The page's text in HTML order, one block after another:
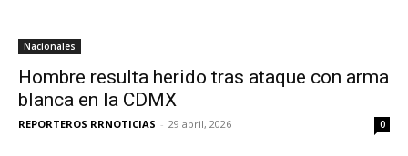
Nacionales
Hombre resulta herido tras ataque con arma
blanca en la CDMX
REPORTEROS RRNOTICIAS - 29 abril, 2026 0